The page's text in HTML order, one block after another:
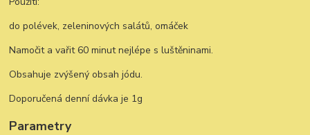
do polévek, zeleninových salátů, omáček
Namočit a vařit 60 minut nejlépe s luštěninami.
Obsahuje zvýšený obsah jódu.
Doporučená denní dávka je 1g
Parametry